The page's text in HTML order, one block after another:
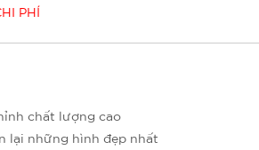
PHÍ
chất lượng cao
lại những hình đẹp nhất